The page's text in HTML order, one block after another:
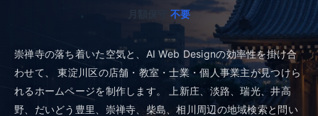
不要
崇禅寺の落ち着いた空気と、AI Web Designの効率性を掛け合
わせて、 東淀川区の店舗・教室・士業・個人事業主が見つけら
れるホームページを制作します。 上新庄、淡路、瑞光、井高
野、だいどう豊里、崇禅寺、柴島、相川周辺の地域検索と問い